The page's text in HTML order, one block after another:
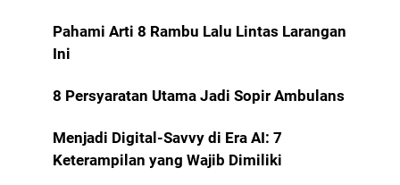
Pahami Arti 8 Rambu Lalu Lintas Larangan
Ini
8 Persyaratan Utama Jadi Sopir Ambulans
Menjadi Digital-Savvy di Era AI: 7
Keterampilan yang Wajib Dimiliki